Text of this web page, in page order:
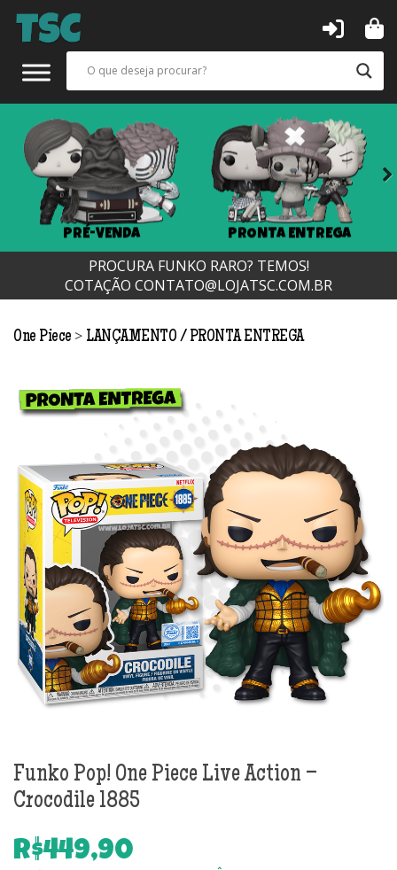
PRÉ-VENDA PRONTA ENTREGA
PROCURA FUNKO RARO? TEMOS!
COTAÇÃO CONTATO@LOJATSC.COM.BR
One Piece > LANÇAMENTO PRONTA ENTREGA
Funko Pop! One Piece Live Action –
Crocodile 1885
R$449,90